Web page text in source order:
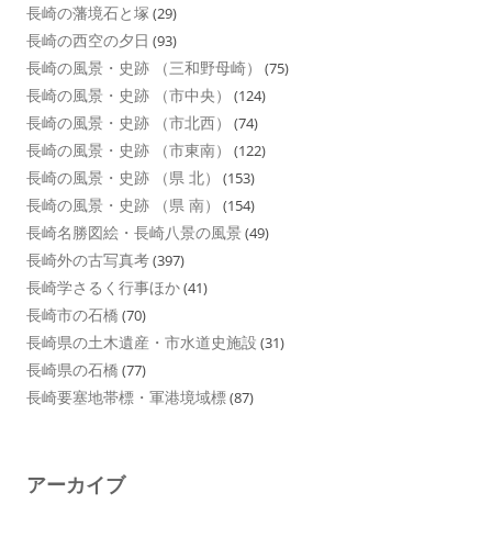
長崎の藩境石と塚 (29)
長崎の西空の夕日 (93)
長崎の風景・史跡 （三和野母崎） (75)
長崎の風景・史跡 （市中央） (124)
長崎の風景・史跡 （市北西） (74)
長崎の風景・史跡 （市東南） (122)
長崎の風景・史跡 （県 北） (153)
長崎の風景・史跡 （県 南） (154)
長崎名勝図絵・長崎八景の風景 (49)
長崎外の古写真考(397)
長崎学さるく行事ほか(41)
長崎市の石橋 (70)
長崎県の土木遺産・市水道史施設 (31)
長崎県の石橋 (77)
長崎要塞地帯標・軍港境域標(87)
アーカイブ